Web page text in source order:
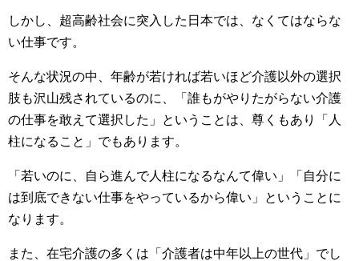
しかし、超高齢社会に突入した日本では、なくてはならな
い仕事です。
そんな状況の中、年齢が若ければ若いほど介護以外の選択
肢も沢山残されているのに、「誰もがやりたがらない介護
の仕事を敢えて選択した」ということは、尊くもあり「人
柱になること」でもあります。
「若いのに、自ら進んで人柱になるなんて偉い」「自分に
は到底できない仕事をやっているから偉い」ということに
なります。
また、在宅介護の多くは「介護者は中年以上の世代」でし